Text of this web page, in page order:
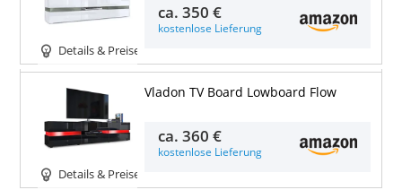
Details & Preise
ca.350 €
kostenlose Lieferung
Details & Preise
Vladon TV Board Lowboard Flow
ca.360 €
kostenlose Lieferung